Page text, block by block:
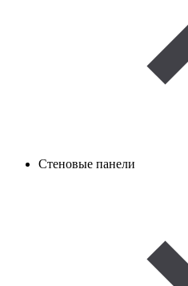
Стеновые панели